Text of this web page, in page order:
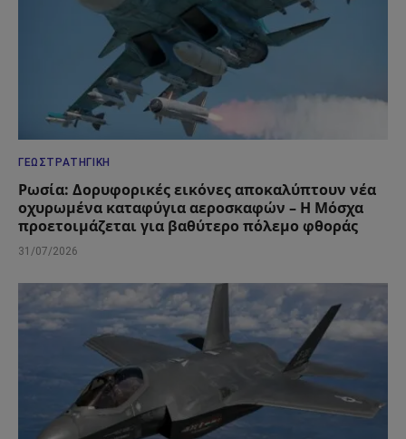
ΓΕΩΣΤΡΑΤΗΓΙΚΉ
Ρωσία: Δορυφορικές εικόνες αποκαλύπτουν νέα
οχυρωμένα καταφύγια αεροσκαφών – Η Μόσχα
προετοιμάζεται για βαθύτερο πόλεμο φθοράς
31/07/2026